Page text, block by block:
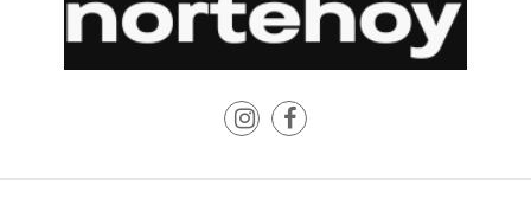
VENTA
POR
QUÉ